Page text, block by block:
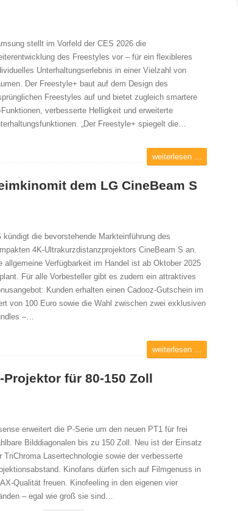
stellt im Vorfeld der CES 2026 die
des Freestyles vor – für ein flexibleres
Unterhaltungserlebnis in einer Vielzahl von
Der Freestyle+ baut auf dem Design des
Freestyles auf und bietet zugleich smartere
verbesserte Helligkeit und erweiterte
„Der Freestyle+ spiegelt die…
weiterlesen ...
dem LG CineBeam S
kündigt die bevorstehende Markteinführung des
4K-Ultrakurzdistanzprojektors CineBeam S an.
allgemeine Verfügbarkeit im Handel ist ab Oktober 2025
Für alle Vorbesteller gibt es zudem ein attraktives
Kunden erhalten einen Cadooz-Gutschein im
von 100 Euro sowie die Wahl zwischen zwei exklusiven
–…
weiterlesen ...
für 80-150 Zoll
erweitert die P-Serie um den neuen PT1 für frei
Bilddiagonalen bis zu 150 Zoll. Neu ist der Einsatz
TriChroma Lasertechnologie sowie der verbesserte
Kinofans dürfen sich auf Filmgenuss in
Qualität freuen. Kinofeeling in den eigenen vier
– egal wie groß sie sind…